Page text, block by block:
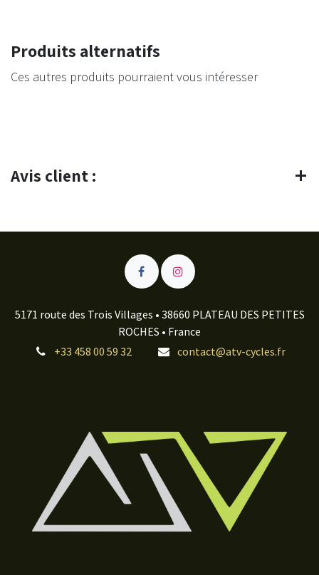
Produits alternatifs
Ces autres produits pourraient vous intéresser
Avis client :
5171 route des Trois Villages • 38660 PLATEAU DES PETITES
ROCHES • France
+33 458 00 59 32
contact@atv-cycles.fr